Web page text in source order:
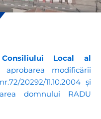
Consiliului Local al
aprobarea modificării
20292/11.10.2004 și
domnului RADU